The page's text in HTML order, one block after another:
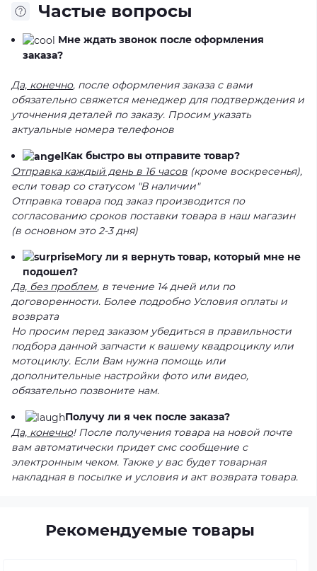
Частые вопросы
Мне ждать звонок после оформления
заказа?
Да, конечно, после оформления заказа с вами
обязательно свяжется менеджер для подтверждения и
уточнения деталей по заказу. Просим указать
актуальные номера телефонов
Как быстро вы отправите товар?
Отправка каждый день в 16 часов (кроме воскресенья),
если товар со статусом "В наличии"
Отправка товара под заказ производится по
согласованию сроков поставки товара в наш магазин
(в основном это 2-3 дня)
Могу ли я вернуть товар, который мне не
подошел?
Да, без проблем, в течение 14 дней или по
договоренности. Более подробно Условия оплаты и
возврата
Но просим перед заказом убедиться в правильности
подбора данной запчасти к вашему квадроциклу или
мотоциклу. Если Вам нужна помощь или
дополнительные настройки фото или видео,
обязательно позвоните нам.
Получу ли я чек после заказа?
Да, конечно! После получения товара на новой почте
вам автоматически придет смс сообщение с
электронным чеком. Также у вас будет товарная
накладная в посылке и условия и акт возврата товара.
Рекомендуемые товары